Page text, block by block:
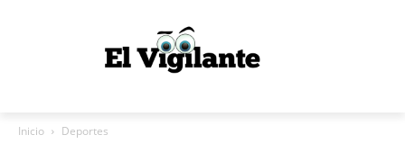
Inicio Deportes